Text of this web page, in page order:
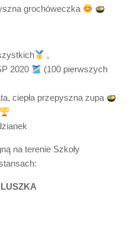
grochóweczka
,
2020
(100 pierwszych
ciepła przepyszna zupa
na terenie Szkoły